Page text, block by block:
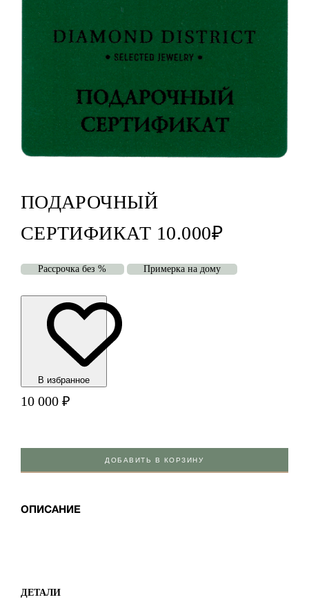
ПОДАРОЧНЫЙ
СЕРТИФИКАТ 10.000₽
Рассрочка без % Примерка на дому
В избранноe
10 000 ₽
ДОБАВИТЬ В КОРЗИНУ
ОПИСАНИЕ
ДЕТАЛИ